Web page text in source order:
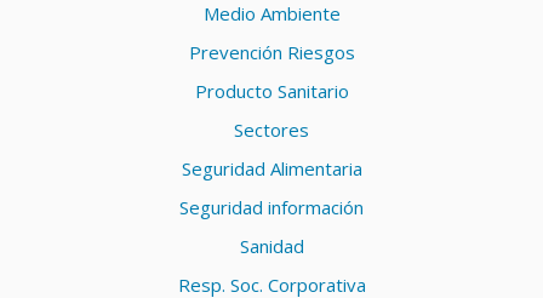
Medio Ambiente
Prevención Riesgos
Producto Sanitario
Sectores
Seguridad Alimentaria
Seguridad información
Sanidad
Resp. Soc. Corporativa